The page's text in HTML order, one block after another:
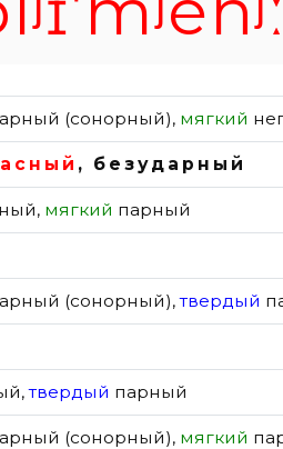
(сонорный), мягкий
, безударный
, мягкий парный
(сонорный),твердый
,твердый парный
(сонорный), мягкий